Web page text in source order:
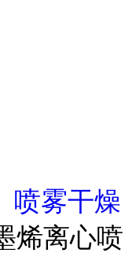
喷雾干燥
烯离心喷